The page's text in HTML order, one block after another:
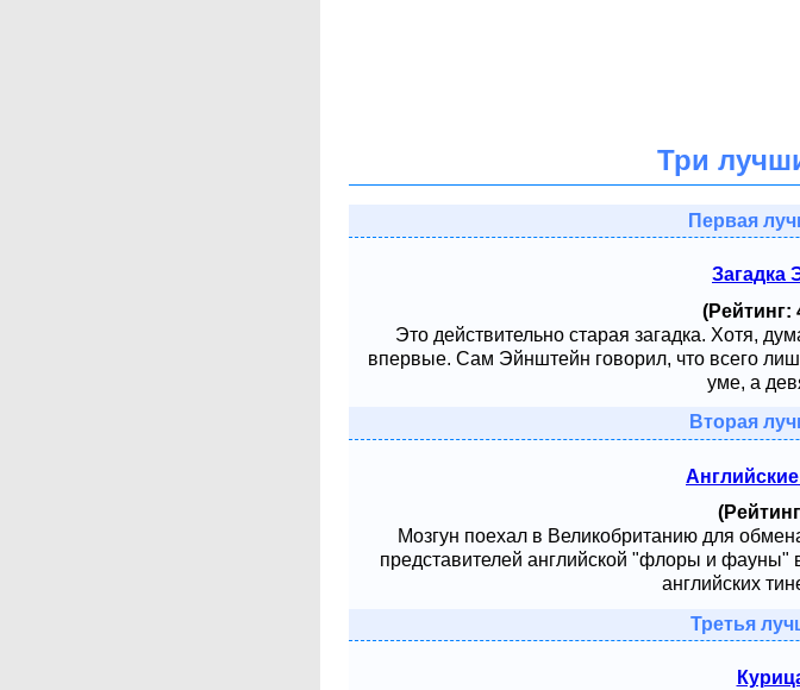
Три
Первая
Загадка
(Рейтинг:
Это действительно старая загадка. Хотя,
впервые. Сам Эйнштейн говорил, что всего
уме, а
Вторая
Мозгун поехал в Великобританию для
представителей английской "флоры и фауны"
английских
Третья